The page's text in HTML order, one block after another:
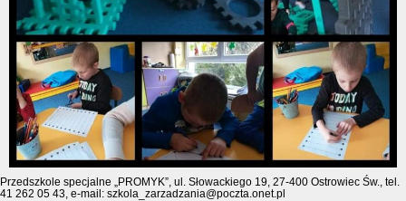
Przedszkole specjalne „PROMYK”, ul. Słowackiego 19, 27-400 Ostrowiec Św., tel.
41 262 05 43, e-mail: szkola_zarzadzania@poczta.onet.pl